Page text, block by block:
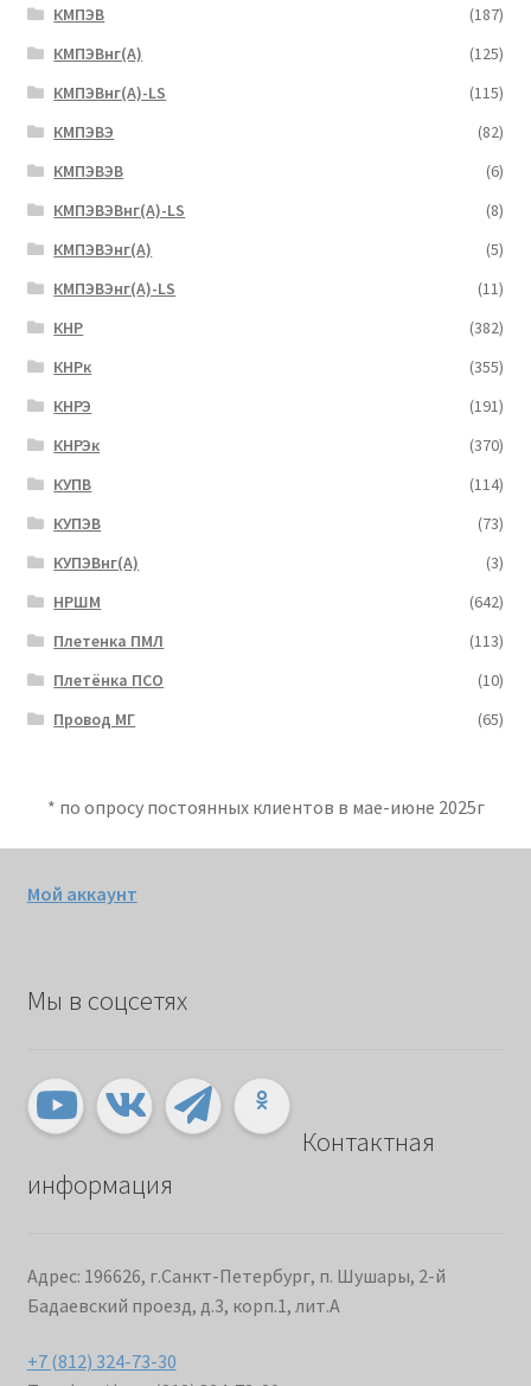
КМПЭВ
(187)
КМПЭВнг(А)
(125)
КМПЭВнг(А)-LS
(115)
КМПЭВЭ
(82)
КМПЭВЭВ
(6)
КМПЭВЭВнг(А)-LS
(8)
КМПЭВЭнг(А)
(5)
КМПЭВЭнг(А)-LS
(11)
КНР
(382)
КНРк
(355)
КНРЭ
(191)
КНРЭк
(370)
КУПВ
(114)
КУПЭВ
(73)
КУПЭВнг(А)
(3)
НРШМ
(642)
Плетенка ПМЛ
(113)
Плетёнка ПСО
(10)
Провод МГ
(65)
* по опросу постоянных клиентов в мае-июне 2025г
Мой аккаунт
Мы в соцсетях
Контактная
информация
Адрес: 196626, г.Санкт-Петербург, п. Шушары, 2-й
Бадаевский проезд, д.3, корп.1, лит.А
+7 (812) 324-73-30